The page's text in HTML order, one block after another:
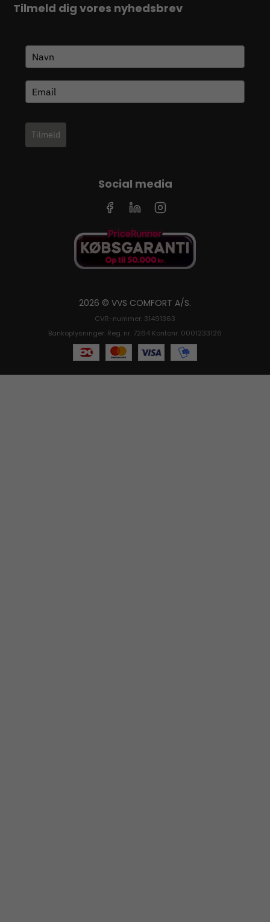
Tilmeld dig vores nyhedsbrev
Tilmeld
Social media
2026 © VVS COMFORT A/S.
CVR-nummer: 31491363
Bankoplysninger: Reg. nr. 7264 Kontonr. 0001233126